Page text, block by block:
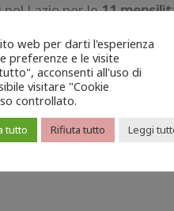
Lazio per le11
al30 giugno 2025
o
web per darti l'esperienza
preferenze e le visite
acconsenti all'uso di
visitare "Cookie
controllato.
tutto Rifiuta tutto Leggi